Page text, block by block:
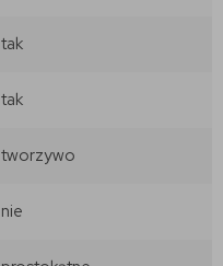
tak
tak
tworzywo
nie